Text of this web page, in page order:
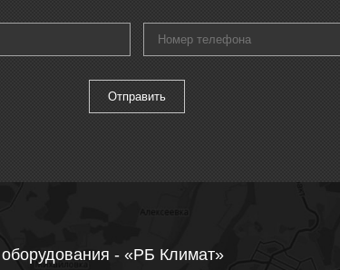
оборудования - «РБ Климат»